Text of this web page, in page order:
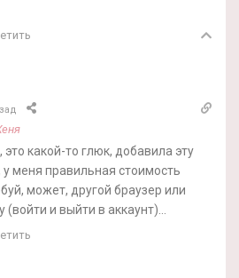
какой-то глюк, добавила эту
у меня правильная стоимость
может, другой браузер или
(войти и выйти в аккаунт)…